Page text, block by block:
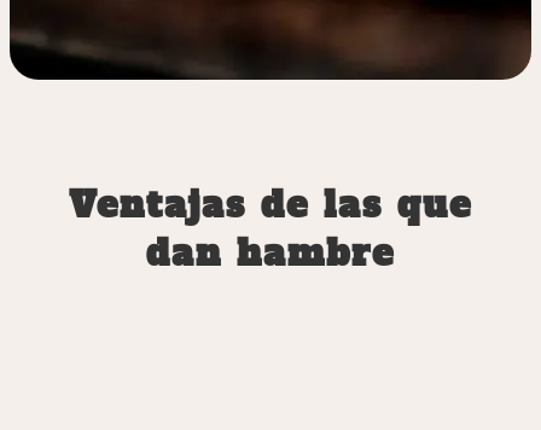
Ventajas de las que
dan hambre